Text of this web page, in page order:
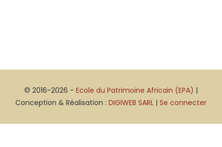
© 2016-2026 - Ecole du Patrimoine Africain (EPA) |
Conception & Réalisation : DIGIWEB SARL | Se connecter